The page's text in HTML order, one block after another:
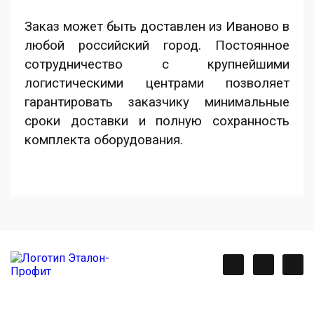
Заказ может быть доставлен из Иваново в
любой российский город. Постоянное
сотрудничество с крупнейшими
логистическими центрами позволяет
гарантировать заказчику минимальные
сроки доставки и полную сохранность
комплекта оборудования.